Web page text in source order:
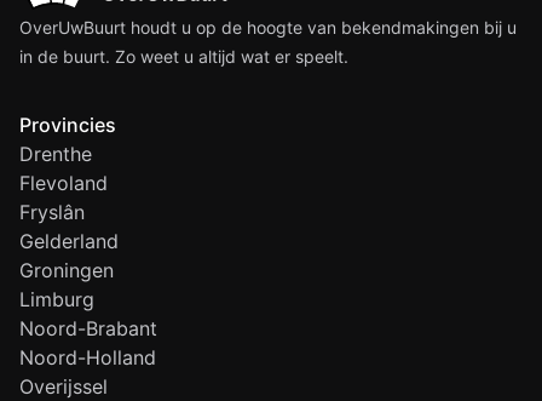
OverUwBuurt houdt u op de hoogte van bekendmakingen bij u
in de buurt. Zo weet u altijd wat er speelt.
Provincies
Drenthe
Flevoland
Fryslân
Gelderland
Groningen
Limburg
Noord-Brabant
Noord-Holland
Overijssel